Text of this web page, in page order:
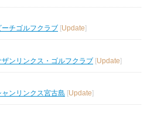
ーチゴルフクラブ [Update]
ザンリンクス・ゴルフクラブ [Update]
ャンリンクス宮古島 [Update]